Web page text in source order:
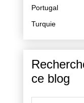
Portugal
Turquie
ce blog